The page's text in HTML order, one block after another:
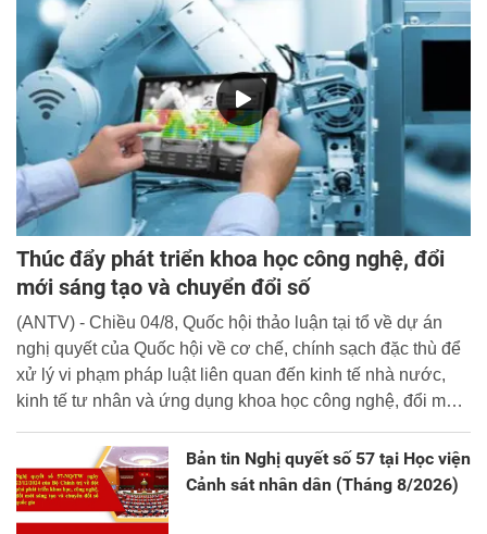
Thúc đẩy phát triển khoa học công nghệ, đổi
mới sáng tạo và chuyển đổi số
(ANTV) - Chiều 04/8, Quốc hội thảo luận tại tổ về dự án
nghị quyết của Quốc hội về cơ chế, chính sạch đặc thù để
xử lý vi phạm pháp luật liên quan đến kinh tế nhà nước,
kinh tế tư nhân và ứng dụng khoa học công nghệ, đổi mới
Bản tin Nghị quyết số 57 tại Học viện
Cảnh sát nhân dân (Tháng 8/2026)